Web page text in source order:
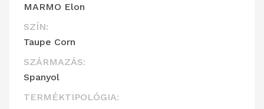
MARMO Elon
SZÍN:
Taupe Corn
SZÁRMAZÁS:
Spanyol
TERMÉKTIPOLÓGIA: